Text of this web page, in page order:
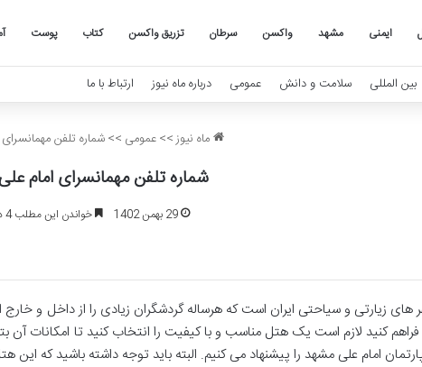
ایمنی مشهد واکسن سرطان تزریق واکسن کتاب پوست
بین المللی سلامت و دانش عمومی درباره ماه نیوز ارتباط با ما
ماه نیوز>> عمومی >> شماره تلفن
شماره تلفن مهمانسرای امام
29 بهمن 1402 خواندن این مطلب 4 دقیقه زمان میبرد
زیارتی و سیاحتی ایران است که هرساله گردشگران زیادی را از داخل و
فراهم کنید لازم است یک هتل مناسب و با کیفیت را انتخاب کنید تا امکانات
امام علی مشهد را پیشنهاد می کنیم. البته باید توجه داشته باشید که